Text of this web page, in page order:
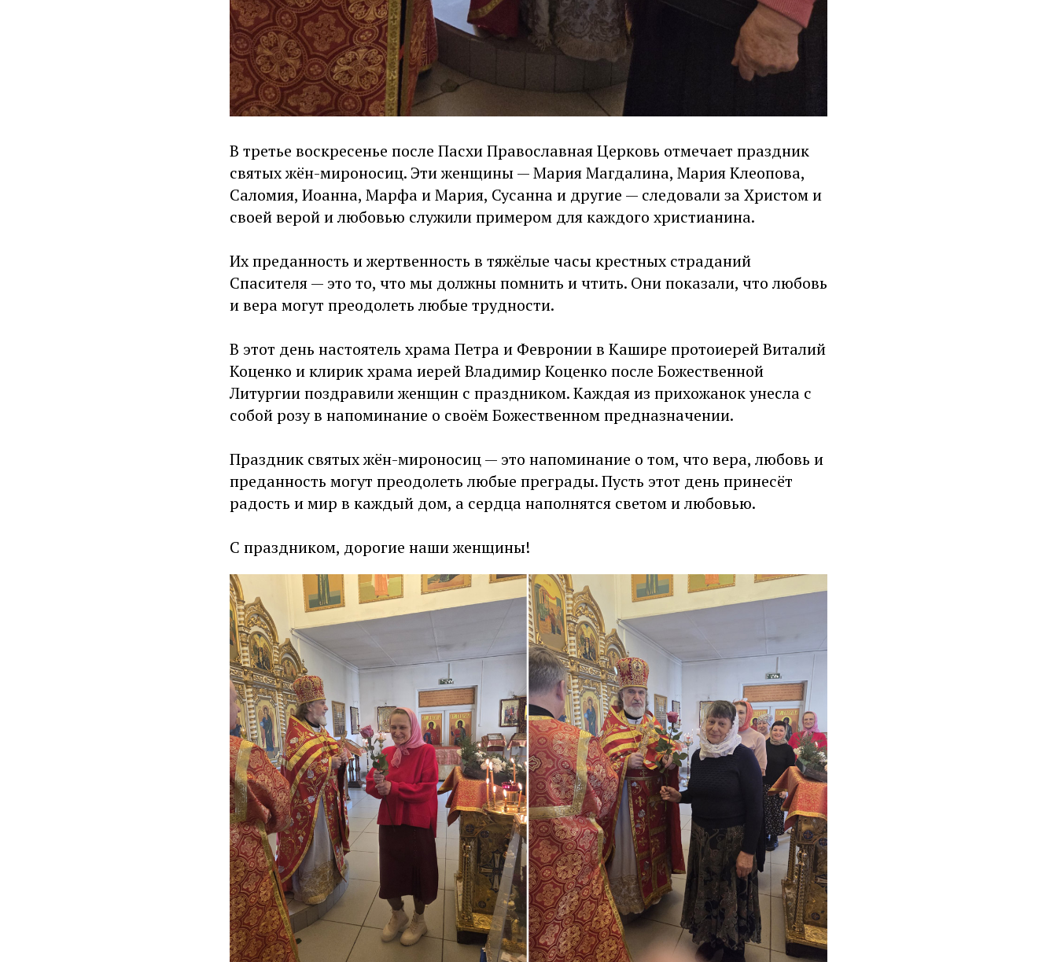
В третье воскресенье после Пасхи Православная Церковь отмечает праздник
святых жён-мироносиц. Эти женщины — Мария Магдалина, Мария Клеопова,
Саломия, Иоанна, Марфа и Мария, Сусанна и другие — следовали за Христом и
своей верой и любовью служили примером для каждого христианина.
Их преданность и жертвенность в тяжёлые часы крестных страданий
Спасителя — это то, что мы должны помнить и чтить. Они показали, что любовь
и вера могут преодолеть любые трудности.
В этот день настоятель храма Петра и Февронии в Кашире протоиерей Виталий
Коценко и клирик храма иерей Владимир Коценко после Божественной
Литургии поздравили женщин с праздником. Каждая из прихожанок унесла с
собой розу в напоминание о своём Божественном предназначении.
Праздник святых жён-мироносиц — это напоминание о том, что вера, любовь и
преданность могут преодолеть любые преграды. Пусть этот день принесёт
радость и мир в каждый дом, а сердца наполнятся светом и любовью.
С праздником, дорогие наши женщины!